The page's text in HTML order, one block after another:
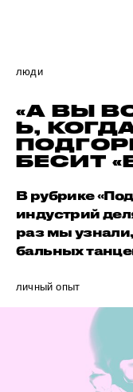
люди
«А ВЫ
Ь,
БЕСИТ
В рубрике
индустрий
раз мы
бальных
личный опыт